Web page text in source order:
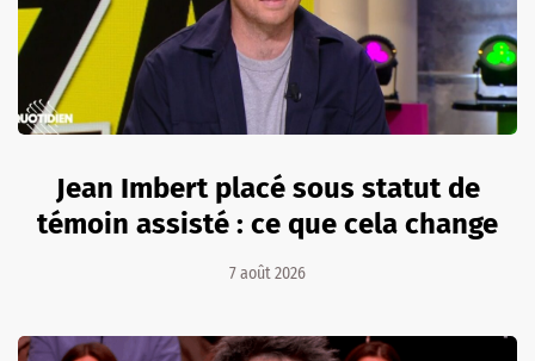
Jean Imbert placé sous statut de
témoin assisté : ce que cela change
7 août 2026